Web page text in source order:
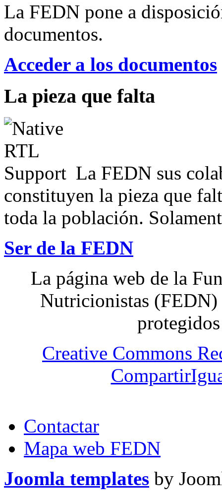
La FEDN pone a
documentos.
Acceder a los documentos
La pieza que falta
La FEDN sus
constituyen la pieza que
toda la población.
Ser de la FEDN
La página web de la
Nutricionistas (FEDN)
Creative Commons
Contactar
Mapa web FEDN
Joomla templates by